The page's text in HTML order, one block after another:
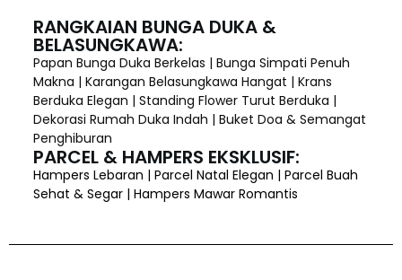
RANGKAIAN BUNGA DUKA &
BELASUNGKAWA:
Papan Bunga Duka Berkelas | Bunga Simpati Penuh
Makna | Karangan Belasungkawa Hangat | Krans
Berduka Elegan | Standing Flower Turut Berduka |
Dekorasi Rumah Duka Indah | Buket Doa & Semangat
Penghiburan
PARCEL & HAMPERS EKSKLUSIF:
Hampers Lebaran | Parcel Natal Elegan | Parcel Buah
Sehat & Segar | Hampers Mawar Romantis